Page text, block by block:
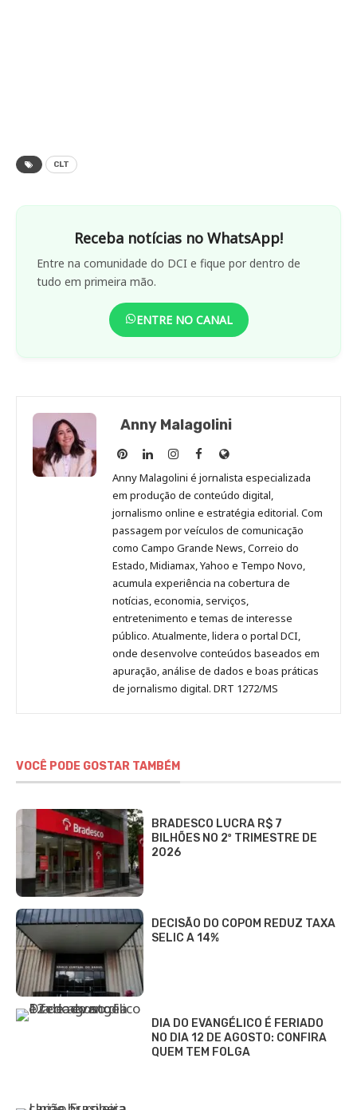
CLT
Receba notícias no WhatsApp!
Entre na comunidade do DCI e fique por dentro de
tudo em primeira mão.
ENTRE NO CANAL
Anny Malagolini
Anny
Malagolini
no
Pinterest
Anny
Malagolini
no
LinkedIn
Anny
Malagolini
no
Instagram
Anny
Malagolini
no
Facebook
Site
de
Anny
Malagolini
Anny Malagolini é jornalista especializada
em produção de conteúdo digital,
jornalismo online e estratégia editorial. Com
passagem por veículos de comunicação
como Campo Grande News, Correio do
Estado, Midiamax, Yahoo e Tempo Novo,
acumula experiência na cobertura de
notícias, economia, serviços,
entretenimento e temas de interesse
público. Atualmente, lidera o portal DCI,
onde desenvolve conteúdos baseados em
apuração, análise de dados e boas práticas
de jornalismo digital. DRT 1272/MS
VOCÊ PODE GOSTAR TAMBÉM
BRADESCO LUCRA R$ 7
BILHÕES NO 2º TRIMESTRE DE
2026
DECISÃO DO COPOM REDUZ TAXA
SELIC A 14%
DIA DO EVANGÉLICO É FERIADO
NO DIA 12 DE AGOSTO: CONFIRA
QUEM TEM FOLGA